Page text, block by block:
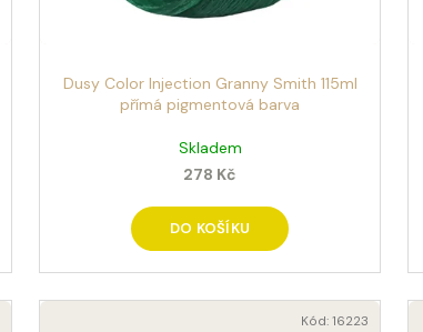
Dusy Color Injection Granny Smith 115ml
přímá pigmentová barva
Skladem
278 Kč
DO KOŠÍKU
Kód:16223